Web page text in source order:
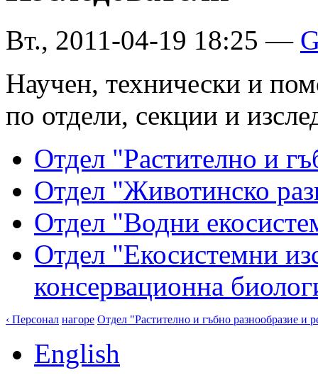
Вт., 2011-04-19 18:25 —
Научен, технически и
по отдели, секции и
Отдел "Растително и
Отдел "Животинско
Отдел "Водни
Отдел "Екосистемни
консервационна
‹ Персонал нагоре Отдел "Растително и гъбно разнообразие и
English